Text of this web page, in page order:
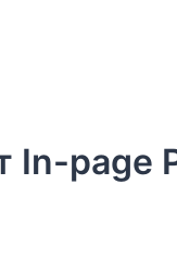
In-page